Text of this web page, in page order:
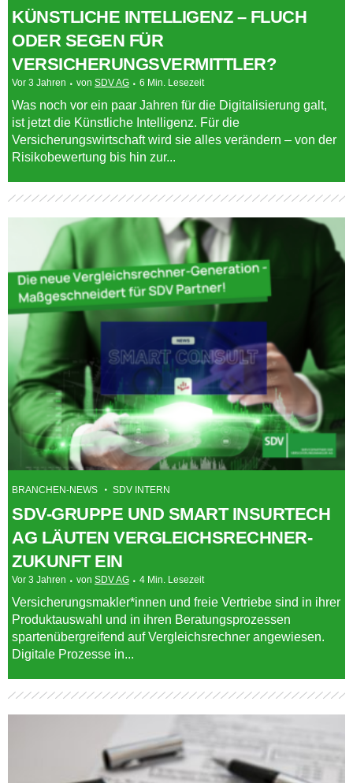
KÜNSTLICHE INTELLIGENZ – FLUCH
ODER SEGEN FÜR
VERSICHERUNGSVERMITTLER?
Vor 3 Jahren von SDV AG 6 Min. Lesezeit
Was noch vor ein paar Jahren für die Digitalisierung galt,
ist jetzt die Künstliche Intelligenz. Für die
Versicherungswirtschaft wird sie alles verändern – von der
Risikobewertung bis hin zur...
BRANCHEN-NEWS SDV INTERN
SDV-GRUPPE UND SMART INSURTECH
AG LÄUTEN VERGLEICHSRECHNER-
ZUKUNFT EIN
Vor 3 Jahren von SDV AG 4 Min. Lesezeit
Versicherungsmakler*innen und freie Vertriebe sind in ihrer
Produktauswahl und in ihren Beratungsprozessen
spartenübergreifend auf Vergleichsrechner angewiesen.
Digitale Prozesse in...